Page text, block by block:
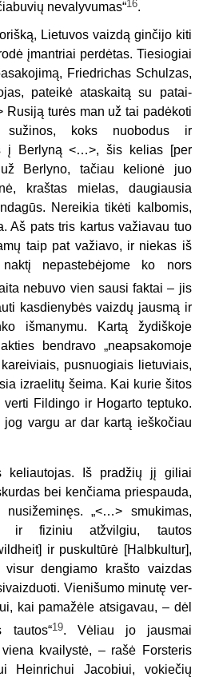
nevalyvumas“16.
Lietuvos vaizdą ginčijo kiti
įmantriai perdėtas. Tiesiogiai
Friedrichas Schulzas,
pateikė ataskaitą su patai­
Rusiją turės man už tai padėkoti
koks nuobodus ir
į Berlyną <…>, šis kelias [per
Berlyno, tačiau kelionė juo
kraštas mielas, daugiausia
Nereikia tikėti kal­bomis,
Aš pats tris kartus važiavau tuo
taip pat važiavo, ir niekas iš
nepaste­bėjome ko nors
nebuvo vien sausi faktai – jis
kasdienybės vaizdų jausmą ir
išmanymu. Kartą žydiškoje
bendravo „neapsako­moje
pusnuogiais lietuviais,
izraelitų šeima. Kai kurie šitos
Fildingo ir Hogarto teptuko.
vargu ar dar kartą ieš­kočiau
keliautojas. Iš pradžių jį giliai
bei kenčiama priespauda,
„<…> smukimas,
ir fiziniu atžvilgiu, tautos
ir puskultūrė [Halbkultur],
dengia­mo krašto vaizdas
Vienišumo minutę ver­
kai pamažėle atsigavau, – dėl
tautos“19. Vėliau jo jausmai
kvailystė, – rašė Fors­teris
Heinrichui Jacobiui, vokiečių